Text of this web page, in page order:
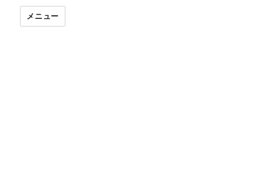
メニュー